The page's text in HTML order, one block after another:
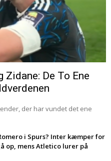
De To Ene
der har vundet det ene
i Spurs? Inter kæmper for
op, mens Atletico lurer på